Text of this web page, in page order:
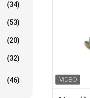
(34)
(53)
(20)
(32)
(46)